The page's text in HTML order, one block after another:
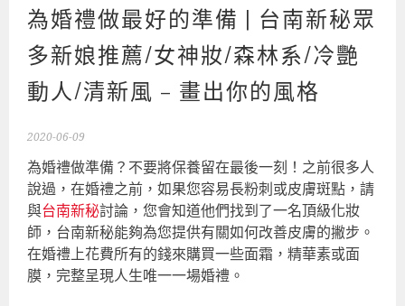
為婚禮做最好的準備 | 台南新秘眾
多新娘推薦/女神妝/森林系/冷艷
動人/清新風 – 畫出你的風格
2020-06-09
為婚禮做準備？不要將保養留在最後一刻！之前很多人
說過，在婚禮之前，如果您容易長粉刺或皮膚斑點，請
與台南新秘討論，您會知道他們找到了一名頂級化妝
師，台南新秘能夠為您提供有關如何改善皮膚的撇步。
在婚禮上花費所有的錢來購買一些面霜，精華素或面
膜，完整呈現人生唯一一場婚禮。